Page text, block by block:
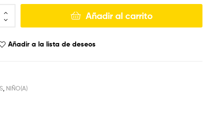
Añadir al carrito
Añadir a la lista de deseos
NIÑO(A)